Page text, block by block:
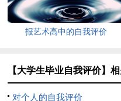
报艺术高中的自我评价
【大学生毕业自我评价】相
对个人的自我评价